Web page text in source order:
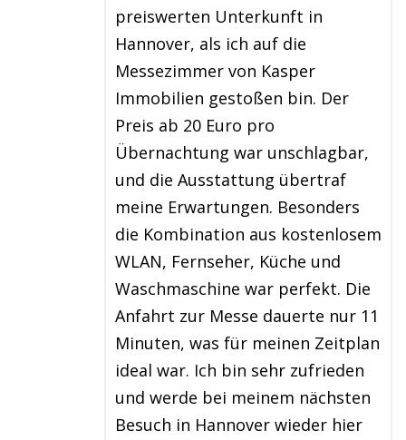
preiswerten Unterkunft in
Hannover, als ich auf die
Messezimmer von Kasper
Immobilien gestoßen bin. Der
Preis ab 20 Euro pro
Übernachtung war unschlagbar,
und die Ausstattung übertraf
meine Erwartungen. Besonders
die Kombination aus kostenlosem
WLAN, Fernseher, Küche und
Waschmaschine war perfekt. Die
Anfahrt zur Messe dauerte nur 11
Minuten, was für meinen Zeitplan
ideal war. Ich bin sehr zufrieden
und werde bei meinem nächsten
Besuch in Hannover wieder hier